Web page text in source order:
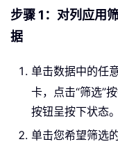
步骤 1：对列应用
据
单击数据中的任
卡，点击“筛选”按
按钮呈按下状态。
单击您希望筛选